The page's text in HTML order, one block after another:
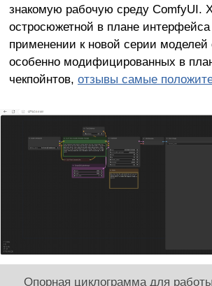
знакомую рабочую среду ComfyUI.
остросюжетной в плане
применении к новой серии моделей
особенно модифицированных в
чекпойнтов, отзывы самые
Опорная циклограмма для